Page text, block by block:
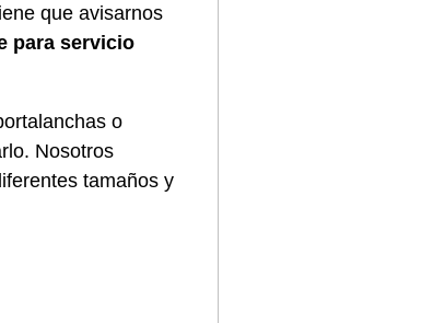
que avisarnos
para servicio
o
Nosotros
tamaños y